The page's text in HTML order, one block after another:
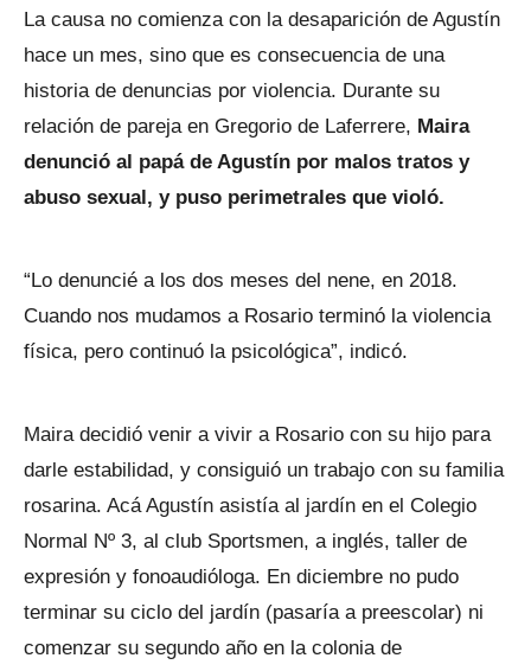
La causa no comienza con la desaparición de Agustín
hace un mes, sino que es consecuencia de una
historia de denuncias por violencia. Durante su
relación de pareja en Gregorio de Laferrere, Maira
denunció al papá de Agustín por malos tratos y
abuso sexual, y puso perimetrales que violó.
“Lo denuncié a los dos meses del nene, en 2018.
Cuando nos mudamos a Rosario terminó la violencia
física, pero continuó la psicológica”, indicó.
Maira decidió venir a vivir a Rosario con su hijo para
darle estabilidad, y consiguió un trabajo con su familia
rosarina. Acá Agustín asistía al jardín en el Colegio
Normal Nº 3, al club Sportsmen, a inglés, taller de
expresión y fonoaudióloga. En diciembre no pudo
terminar su ciclo del jardín (pasaría a preescolar) ni
comenzar su segundo año en la colonia de